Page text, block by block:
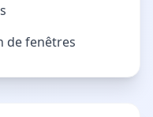
de fenêtres